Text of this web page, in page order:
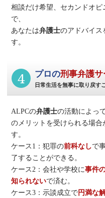
相談だけ希望、セカンドオ
で、
あなたは弁護士のアドバイス
す。
4 プロの刑事弁護サ
日常生活を無事に取り戻す
ALPCの弁護士の活動によっ
のメリットを受けられる場合
す。
ケース1：犯罪の前科なしで
了することができる。
ケース2：会社や学校に事件
知られないで済む。
ケース3：示談成立で円満な